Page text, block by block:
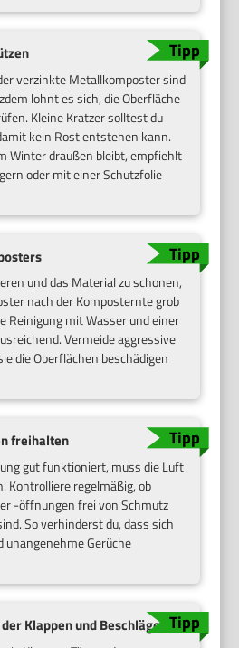
verzinkte Metallkomposter sind
lohnt es sich, die Oberfläche
Kleine Kratzer solltest du
kein Rost entstehen kann.
Winter draußen bleibt, empfiehlt
oder mit einer Schutzfolie
und das Material zu schonen,
nach der Komposternte grob
Reinigung mit Wasser und einer
Vermeide aggressive
die Oberflächen beschädigen
freihalten
gut funktioniert, muss die Luft
Kontrolliere regelmäßig, ob
-öffnungen frei von Schmutz
So verhinderst du, dass sich
unangenehme Gerüche
Klappen und Beschläge